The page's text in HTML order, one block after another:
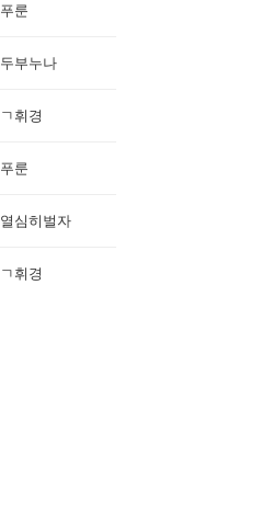
푸룬
두부누나
ㄱ휘경
푸룬
열심히벌자
ㄱ휘경